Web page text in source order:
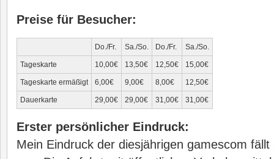
Preise für Besucher:
Do./Fr. Sa./So. Do./Fr. Sa./So.
Tageskarte 10,00€ 13,50€ 12,50€ 15,00€
Tageskarte ermäßigt 6,00€ 9,00€ 8,00€ 12,50€
Dauerkarte 29,00€ 29,00€ 31,00€ 31,00€
Erster persönlicher Eindruck:
Mein Eindruck der diesjährigen gamescom